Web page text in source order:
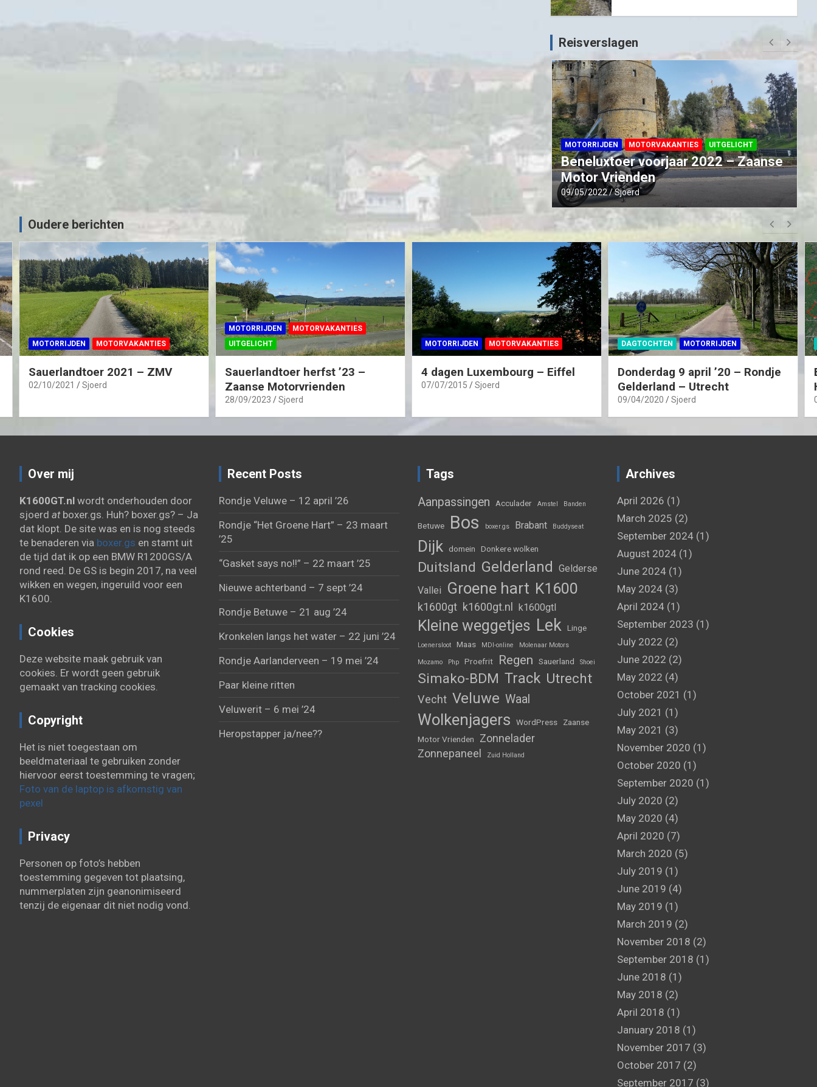
Reisverslagen
UITGELICHT
Sauerlandtoer herfst ’23 – Zaanse
Motorvrienden
28/09/2023 Sjoerd
MOTORRIJDEN MOTORVAKANTIES UITGELICHT
Beneluxtoer voorjaar 2022 – Zaanse
Motor Vrienden
09/05/2022 Sjoerd
Oudere berichten
MOTORRIJDEN MOTORVAKANTIES
Sauerlandtoer 2021 – ZMV
02/10/2021 Sjoerd
MOTORRIJDEN
MOTORVAKANTIES
UITGELICHT
Sauerlandtoer herfst ’23 –
Zaanse Motorvrienden
28/09/2023 Sjoerd
MOTORRIJDEN MOTORVAKANTIES
4 dagen Luxembourg – Eiffel
07/07/2015 Sjoerd
DAGTOCHTEN MOTORRIJDEN
Donderdag 9 april ’20 – Rondje
Gelderland – Utrecht
09/04/2020 Sjoerd
Over mij
K1600GT.nl wordt onderhouden door
sjoerd atboxer.gs. Huh? boxer.gs? – Ja
dat klopt. De site was en is nog steeds
te benaderen via boxer.gs en stamt uit
de tijd dat ik op een BMW R1200GS/A
rond reed. De GS is begin 2017, na veel
wikken en wegen, ingeruild voor een
K1600.
Cookies
Deze website maak gebruik van
cookies. Er wordt geen gebruik
gemaakt van tracking cookies.
Copyright
Het is niet toegestaan om
beeldmateriaal te gebruiken zonder
hiervoor eerst toestemming te vragen;
Foto van de laptop is afkomstig van
pexel
Privacy
Personen op foto’s hebben
toestemming gegeven tot plaatsing,
nummerplaten zijn geanonimiseerd
tenzij de eigenaar dit niet nodig vond.
Recent Posts
Rondje Veluwe – 12 april ’26
Rondje “Het Groene Hart” – 23 maart
’25
“Gasket says no!!” – 22 maart ’25
Nieuwe achterband – 7 sept ’24
Rondje Betuwe – 21 aug ’24
Kronkelen langs het water – 22 juni ’24
Rondje Aarlanderveen – 19 mei ’24
Paar kleine ritten
Veluwerit – 6 mei ’24
Heropstapper ja/nee??
Tags
Aanpassingen Acculader Amstel Banden
Betuwe Bos boxer.gs Brabant Buddyseat
Dijk domein Donkere wolken
Duitsland Gelderland Gelderse
Vallei
Groene hart K1600
k1600gt k1600gt.nl k1600gtl
Kleine weggetjes Lek Linge
Loenersloot Maas MDI-online Molenaar Motors
Mozamo Php Proefrit Regen Sauerland Shoei
Simako-BDM Track Utrecht
Vecht Veluwe Waal
Wolkenjagers WordPress
Zaanse
Motor Vrienden
Zonnelader
Zonnepaneel
Zuid Holland
Archives
April 2026 (1)
March 2025 (2)
September 2024(1)
August 2024(1)
June 2024(1)
May 2024(3)
April 2024(1)
September 2023 (1)
July 2022 (2)
June 2022 (2)
May 2022 (4)
October 2021 (1)
July 2021 (1)
May 2021 (3)
November 2020 (1)
October 2020 (1)
September 2020 (1)
July 2020 (2)
May 2020 (4)
April 2020 (7)
March 2020 (5)
July 2019 (1)
June 2019 (4)
May 2019 (1)
March 2019 (2)
November 2018 (2)
September 2018 (1)
June 2018 (1)
May 2018 (2)
April 2018 (1)
January 2018 (1)
November 2017 (3)
October 2017 (2)
September 2017 (3)